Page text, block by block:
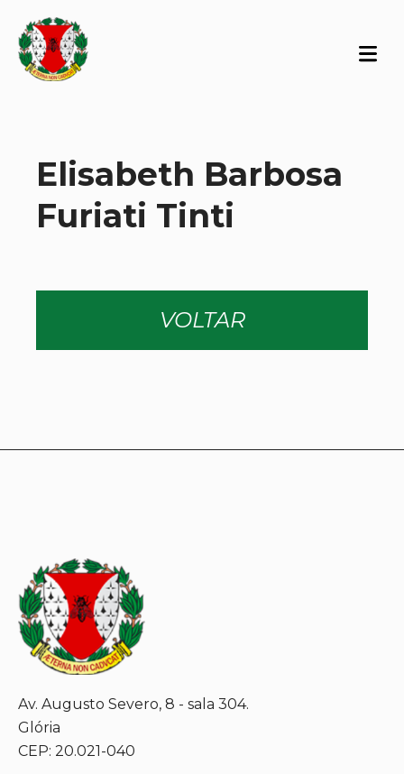
Elisabeth Barbosa
Furiati Tinti
VOLTAR
Av. Augusto Severo, 8 - sala 304.
Glória
CEP: 20.021-040